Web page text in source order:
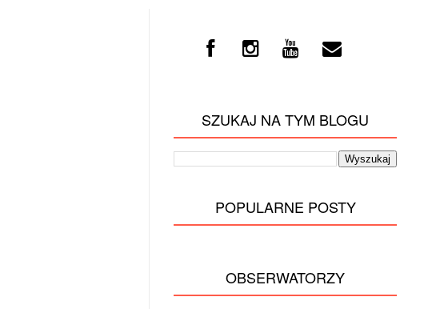
SZUKAJ NA TYM BLOGU
POPULARNE POSTY
OBSERWATORZY